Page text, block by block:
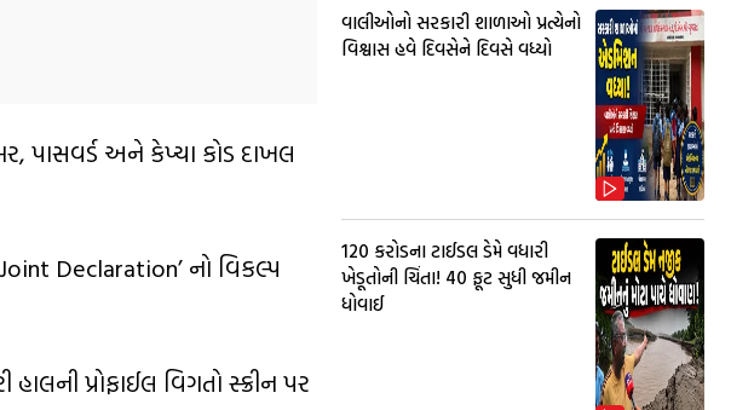
પાસવર્ડ અને કેપ્ચા કોડ દાખલ
Declaration’ નો વિકલ્પ
પ્રોફાઈલ વિગતો સ્ક્રીન પર
વાલીઓનો સરકારી શાળાઓ પ્રત્યેનો
વિશ્વાસ હવે દિવસેને દિવસે વધ્યો
₹120 કરોડના ટાઈડલ ડેમે વધારી
ખેડૂતોની ચિંતા! 40 ફૂટ સુધી જમીન
ધોવાઈ